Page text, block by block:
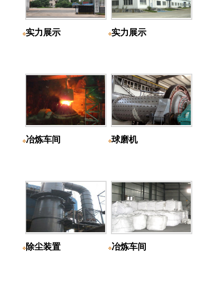
实力展示 实力展示
冶炼车间 球磨机
除尘装置 冶炼车间